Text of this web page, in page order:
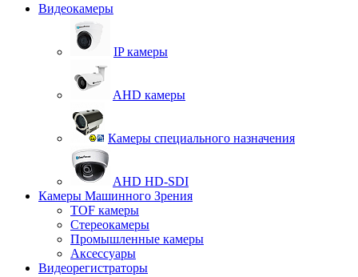
Видеокамеры
IP камеры
AHD камеры
Камеры специального назначения
AHD HD-SDI
Камеры Машинного Зрения
TOF камеры
Стереокамеры
Промышленные камеры
Аксессуары
Видеорегистраторы